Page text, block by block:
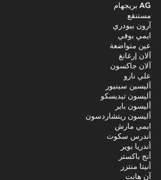
AG بريجهام
مستنقع
آرون بيودري
ايمي بوفي
عين متواضعة
آلان إرغانغ
آلان جاكسون
علي نارو
أليسين سينيور
أليسون تيديسكو
أليسون باير
أليسون ريتشاردسون
ايمي مارش
أندرس سكوت
أندريا بوير
أنج باكستر
أنيتا منتزر
آن هانت